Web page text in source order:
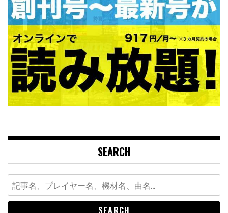
SEARCH
Search
for: